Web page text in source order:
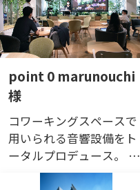
point 0 marunouchi
様
コワーキングスペースで
用いられる音響設備をト
ータルプロデュース。 リ
アル・オンラインに関わ